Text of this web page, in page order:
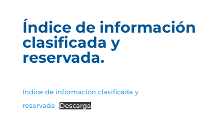
Índice de información
clasificada y
reservada.
Índice de información clasificada y
reservada
Descarga